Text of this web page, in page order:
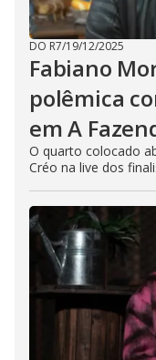
DO R7/19/12/2025
Fabiano
polêmica
em A
O quarto colocado
Créo na live dos